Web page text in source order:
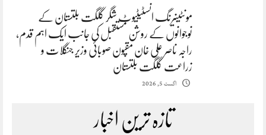
مونٹینیرنگ انسٹیٹیوٹ شگر گلگت بلتستان کے
نوجوانوں کے روشن مستقبل کی جانب ایک اہم قدم،
راجہ ناصر علی خان مقپون صوبائی وزیر جنگلات و
زراعت گلگت بلتستان
اگست 5, 2026
تازہ ترین اخبار